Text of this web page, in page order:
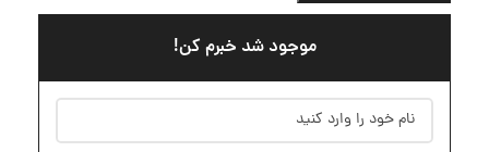
موجود شد خبرم کن!